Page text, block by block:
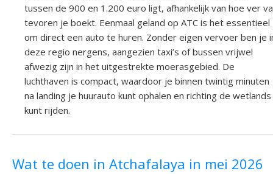
tussen de 900 en 1.200 euro ligt, afhankelijk van hoe ver
tevoren je boekt. Eenmaal geland op ATC is het essentieel
om direct een auto te huren. Zonder eigen vervoer ben je
deze regio nergens, aangezien taxi’s of bussen vrijwel
afwezig zijn in het uitgestrekte moerasgebied. De
luchthaven is compact, waardoor je binnen twintig minuten
na landing je huurauto kunt ophalen en richting de wetlands
kunt rijden.
Wat te doen in Atchafalaya in mei 2026